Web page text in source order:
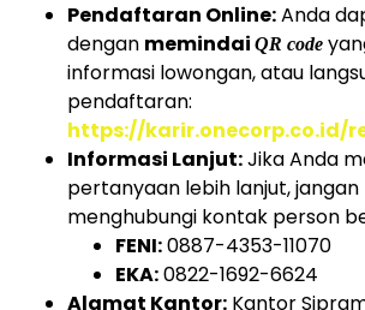
Pendaftaran Online:Anda
dengan memindai QR code
informasi lowongan, atau
pendaftaran:
https://karir.onecorp.co.id/
Informasi Lanjut:Jika Anda
pertanyaan lebih lanjut,
menghubungi kontak person
FENI:0887-4353-11070
EKA:0822-1692-6624
Alamat Kantor: Kantor